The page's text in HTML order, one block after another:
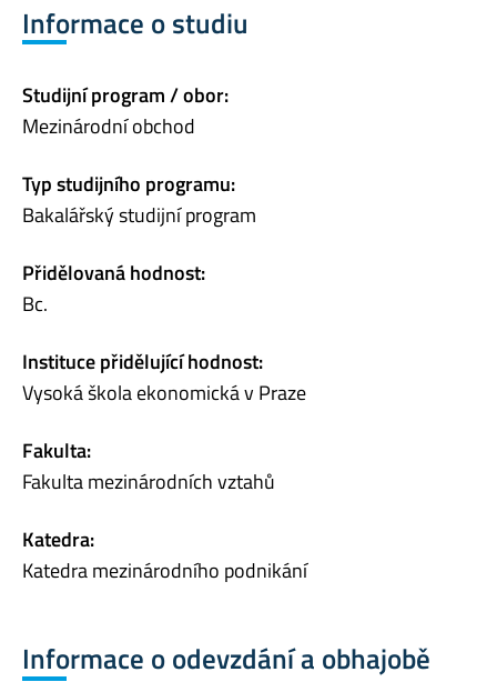
Informace o studiu
Studijní program / obor:
Mezinárodní obchod
Typ studijního programu:
Bakalářský studijní program
Přidělovaná hodnost:
Bc.
Instituce přidělující hodnost:
Vysoká škola ekonomická v Praze
Fakulta:
Fakulta mezinárodních vztahů
Katedra:
Katedra mezinárodního podnikání
Informace o odevzdání a obhajobě